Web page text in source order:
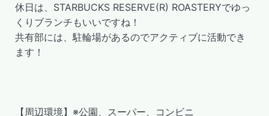
休日は、STARBUCKS RESERVE(R) ROASTERYでゆっ
くりブランチもいいですね！
共有部には、駐輪場があるのでアクティブに活動でき
ます！
【周辺環境】※公園、スーパー、コンビニ